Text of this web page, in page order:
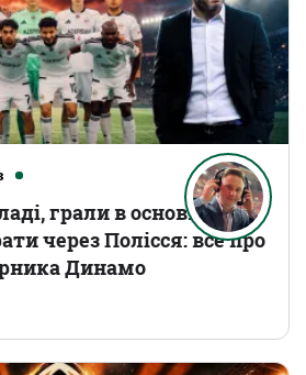
грали в основному
через Полісся: все про
Динамо